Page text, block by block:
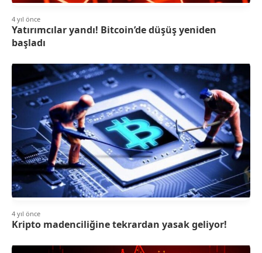
4 yıl önce
Yatırımcılar yandı! Bitcoin’de düşüş yeniden
başladı
4 yıl önce
Kripto madenciliğine tekrardan yasak geliyor!